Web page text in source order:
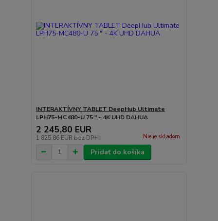
INTERAKTÍVNY TABLET DeepHub Ultimate
LPH75-MC480-U 75 " - 4K UHD DAHUA
2 245,80 EUR
1 825,86 EUR bez DPH Nie je skladom
Pridať do košíka